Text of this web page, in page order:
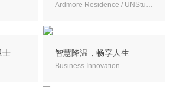
Ardmore Residence / UNStudio
士 智慧降温，畅享人生
Business Innovation